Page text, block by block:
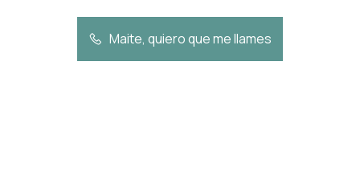
Maite, quiero que me llames